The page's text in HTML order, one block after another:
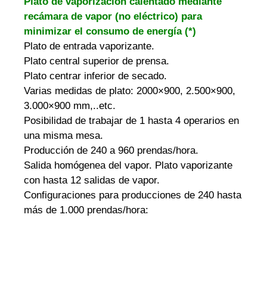
recámara de vapor (no eléctrico) para
minimizar el consumo de energía (*)
Plato de entrada vaporizante.
Plato central superior de prensa.
Plato centrar inferior de secado.
Varias medidas de plato: 2000×900, 2.500×900,
3.000×900 mm,..etc.
Posibilidad de trabajar de 1 hasta 4 operarios en
una misma mesa.
Producción de 240 a 960 prendas/hora.
Salida homógenea del vapor. Plato vaporizante
con hasta 12 salidas de vapor.
Configuraciones para producciones de 240 hasta
más de 1.000 prendas/hora: